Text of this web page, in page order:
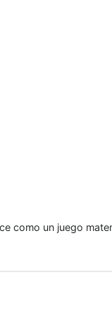
como un juego